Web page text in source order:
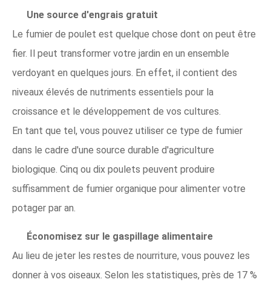
Une source d'engrais gratuit
Le fumier de poulet est quelque chose dont on peut être
fier. Il peut transformer votre jardin en un ensemble
verdoyant en quelques jours. En effet, il contient des
niveaux élevés de nutriments essentiels pour la
croissance et le développement de vos cultures.
En tant que tel, vous pouvez utiliser ce type de fumier
dans le cadre d'une source durable d'agriculture
biologique. Cinq ou dix poulets peuvent produire
suffisamment de fumier organique pour alimenter votre
potager par an.
Économisez sur le gaspillage alimentaire
Au lieu de jeter les restes de nourriture, vous pouvez les
donner à vos oiseaux. Selon les statistiques, près de 17 %